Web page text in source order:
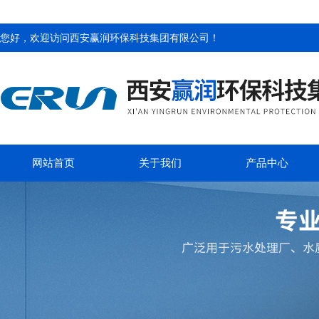
您好，欢迎访问西安赢润环保科技集团有限公司 ！
网站首页 关于我们 产品中心